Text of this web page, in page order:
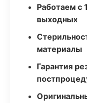
Работаем с
выходных
материалы
Гарантия